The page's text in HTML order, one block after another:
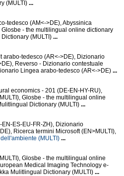
(MULTI) ...
tedesco (AM<->DE), Abyssinica
Glosbe - the multilingual online dictionary
(MULTI) ...
arabo-tedesco (AR<->DE), Dizionario
Reverso - Dizionario contestuale
Lingea arabo-tedesco (AR<->DE) ...
economics - 201 (DE-EN-HY-RU),
Glosbe - the multilingual online
Dictionary (MULTI) ...
ES-EU-FR-ZH), Dizionario
Ricerca termini Microsoft (EN>MULTI),
(MULTI) ...
Glosbe - the multilingual online
Medical Imaging Technology e-
Mulitlingual Dictionary (MULTI) ...